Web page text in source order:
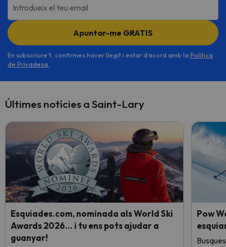
Introdueix el teu email
Apuntar-me GRATIS
En subscriure't, confirmes haver llegit i estar d'acord amb la Política
de Privadesa
Últimes notícies a Saint-Lary
Esquiades.com, nominada als World Ski
Awards 2026… i tu ens pots ajudar a
guanyar!
Pow